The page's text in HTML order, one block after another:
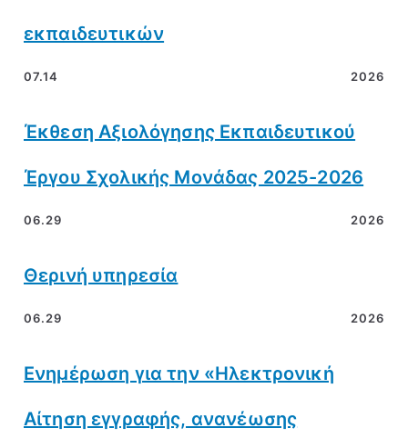
εκπαιδευτικών
07.14 2026
Έκθεση Αξιολόγησης Εκπαιδευτικού
Έργου Σχολικής Μονάδας 2025-2026
06.29 2026
Θερινή υπηρεσία
06.29 2026
Ενημέρωση για την «Ηλεκτρονική
Αίτηση εγγραφής, ανανέωσης